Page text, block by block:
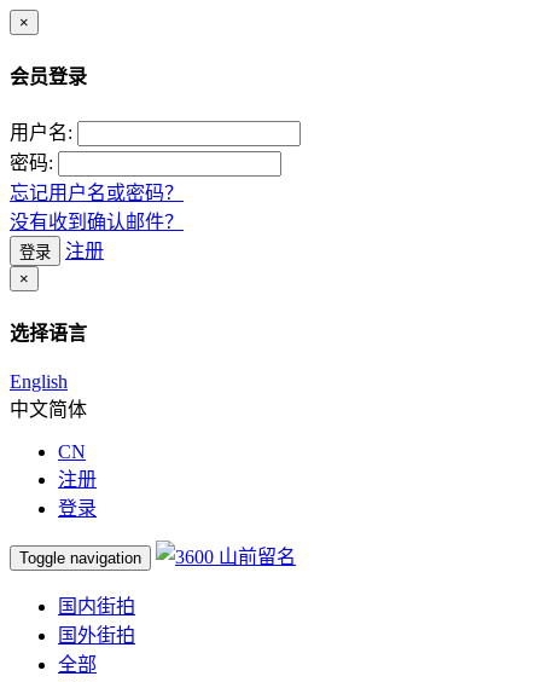
×
会员登录
用户名:
密码:
忘记用户名或密码？
没有收到确认邮件？
登录 注册
×
选择语言
English
中文简体
CN
注册
登录
Toggle navigation
国内街拍
国外街拍
全部